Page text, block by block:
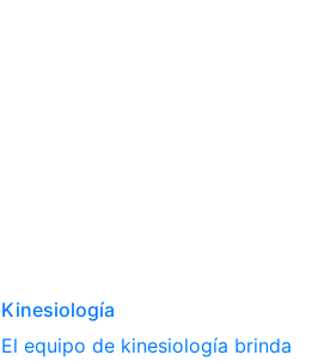
Kinesiología
El equipo de kinesiología brinda